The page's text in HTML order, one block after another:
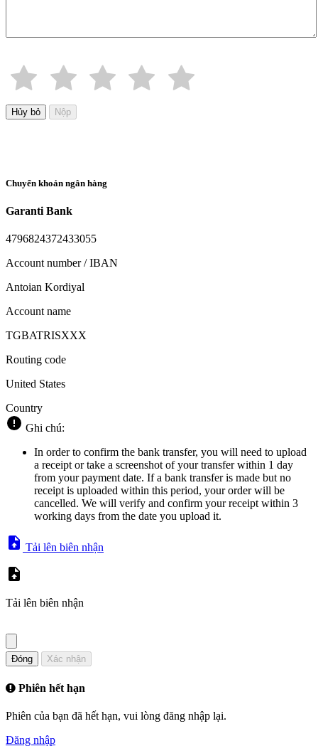
Hủy bỏ Nộp
Chuyển khoản ngân hàng
Garanti Bank
4796824372433055
Account number / IBAN
Antoian Kordiyal
Account name
TGBATRISXXX
Routing code
United States
Country
Ghi chú:
In order to confirm the bank transfer, you will need to upload
a receipt or take a screenshot of your transfer within 1 day
from your payment date. If a bank transfer is made but no
receipt is uploaded within this period, your order will be
cancelled. We will verify and confirm your receipt within 3
working days from the date you upload it.
Tải lên biên nhận
Tải lên biên nhận
Đóng Xác nhận
Phiên hết hạn
Phiên của bạn đã hết hạn, vui lòng đăng nhập lại.
Đăng nhập